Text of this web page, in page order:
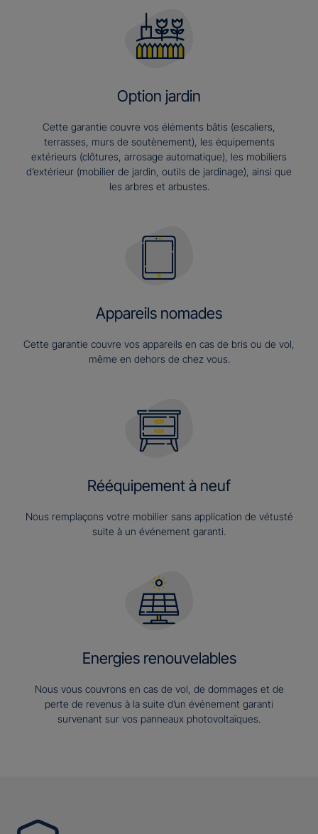
Option jardin
Cette garantie couvre vos éléments bâtis (escaliers,
terrasses, murs de soutènement), les équipements
extérieurs (clôtures, arrosage automatique), les mobiliers
d’extérieur (mobilier de jardin, outils de jardinage), ainsi que
les arbres et arbustes.
Appareils nomades
Cette garantie couvre vos appareils en cas de bris ou de vol,
même en dehors de chez vous.
Rééquipement à neuf
Nous remplaçons votre mobilier sans application de vétusté
suite à un événement garanti.
Energies renouvelables
Nous vous couvrons en cas de vol, de dommages et de
perte de revenus à la suite d’un événement garanti
survenant sur vos panneaux photovoltaïques.